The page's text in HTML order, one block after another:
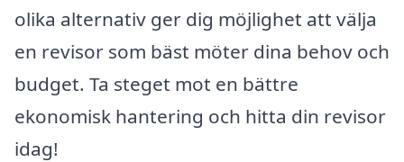
olika alternativ ger dig möjlighet att välja
en revisor som bäst möter dina behov och
budget. Ta steget mot en bättre
ekonomisk hantering och hitta din revisor
idag!